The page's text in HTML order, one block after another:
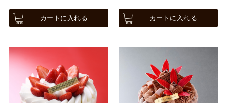
カートに入れる カートに入れる